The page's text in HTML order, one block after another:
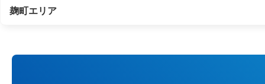
麹町エリア